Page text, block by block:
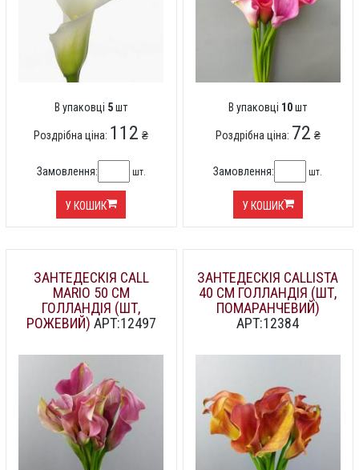
В упаковці 5шт
Роздрібна ціна: 112 ₴
Замовлення: шт.
У КОШИК
В упаковці 10шт
Роздрібна ціна: 72 ₴
Замовлення: шт.
У КОШИК
ЗАНТЕДЕСКІЯ CALL
MARIO 50 СМ
ГОЛЛАНДІЯ (ШТ,
РОЖЕВИЙ) АРТ:12497
ЗАНТЕДЕСКІЯ CALLISTA
40 СМ ГОЛЛАНДІЯ (ШТ,
ПОМАРАНЧЕВИЙ)
АРТ:12384